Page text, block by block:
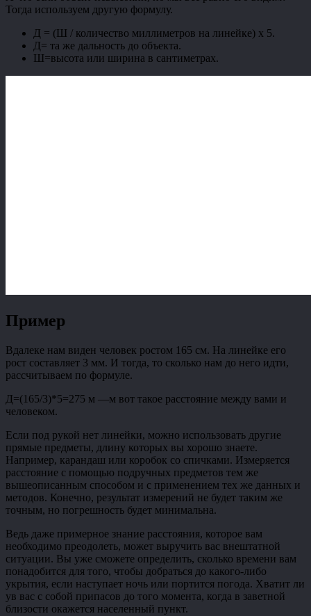
Тогда используем другую формулу.
Д = (Ш / количество миллиметров на линейке) x 5.
Д= та же дальность до объекта.
Ш=высота или ширина в сантиметрах.
Пример
Вдалеке нам виден человек ростом 165 см. На линейке его
рост составляет 3 мм. И тогда, то сколько нам до него идти,
рассчитываем по формуле.
Д=(165/3)*5=275 м —м вот такое расстояние между вами и
человеком.
Если под рукой нет линейки, можно использовать другие
прямые предметы, длину которых вы хорошо знаете.
Например, карандаш или коробок со спичками. Измеряется
расстояние с помощью подручных предметов тем же
вышеописанным способом и с применением тех же данных и
методов. Конечно, результат измерений не будет таким же
точным, но погрешность будет минимальна.
Ведь даже примерное знание расстояния, которое вам
необходимо преодолеть, может выручить вас внештатной
ситуации. Вы уже сможете определить, сколько времени вам
понадобится для того, чтобы добраться до какого-либо
укрытия, если наступает ночь или портится погода. Хватит ли
ув вас с собой припасов до того момента, когда в заветной
близости окажется населенный пункт.